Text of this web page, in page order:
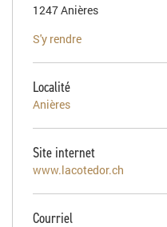
1247 Anières
S'y rendre
Localité
Anières
Site internet
www.lacotedor.ch
Courriel